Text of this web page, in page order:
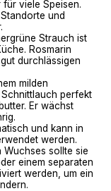
viele Speisen.
und
Strauch ist
Rosmarin
durchlässigen
milden
perfekt
Er wächst
und kann in
werden.
Wuchses sollte sie
einem separaten
werden, um ein